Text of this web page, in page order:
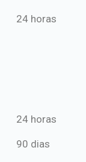
de crédito
24 horas
24 horas
90 dias